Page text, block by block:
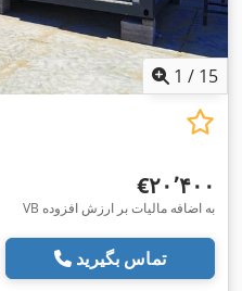
1 / 15
‎€۲۰٬۴۰۰
VB به اضافه مالیات بر ارزش افزوده
تماس بگیرید